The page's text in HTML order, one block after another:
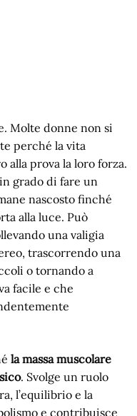
Molte donne non si
perché la vita
alla prova la loro forza.
grado di fare un
nascosto finché
alla luce. Può
una valigia
trascorrendo una
o tornando a
facile e che
la massa muscolare
. Svolge un ruolo
l’equilibrio e la
e contribuisce